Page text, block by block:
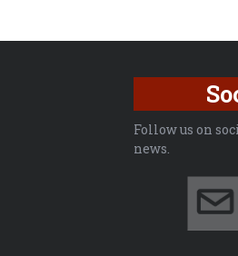
Follow us on
news.